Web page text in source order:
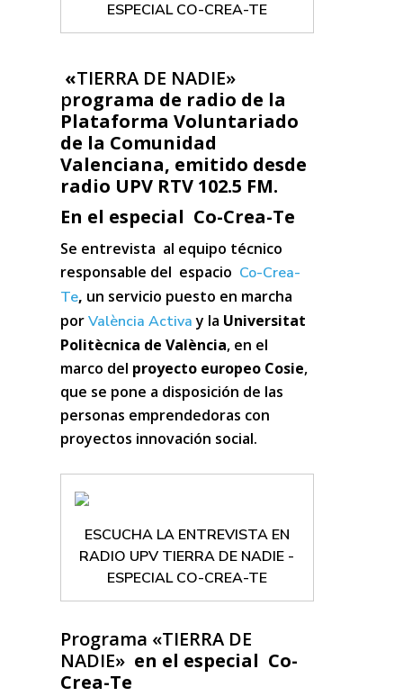
ESPECIAL CO-CREA-TE
«TIERRA DE NADIE»
programa de radio de la
Plataforma Voluntariado
de la Comunidad
Valenciana, emitido desde
radio UPV RTV 102.5 FM.
En el especial Co-Crea-Te
Se entrevista al equipo técnico
responsable del espacio Co-Crea-
Te, un servicio puesto en marcha
porValència Activay la Universitat
Politècnica de València, en el
marco del proyecto europeo Cosie,
que se pone a disposición de las
personas emprendedoras con
proyectos innovación social.
ESCUCHA LA ENTREVISTA EN
RADIO UPV TIERRA DE NADIE -
ESPECIAL CO-CREA-TE
Programa «TIERRA DE
NADIE» en el especial Co-
Crea-Te